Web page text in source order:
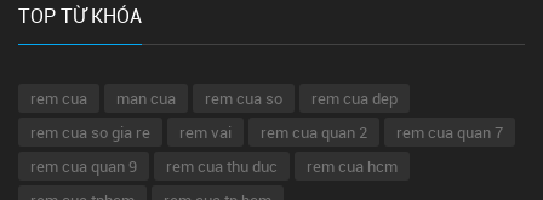
TOP TỪ KHÓA
rem cua man cua rem cua so
rem cua dep
rem cua so gia re
rem vai rem cua quan 2
rem cua quan 7
rem cua quan 9
rem cua thu duc
rem cua hcm